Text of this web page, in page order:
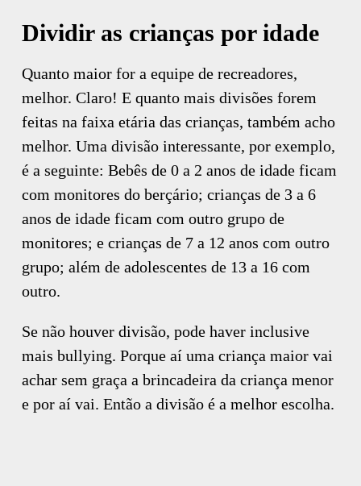
Dividir as crianças por idade
Quanto maior for a equipe de recreadores,
melhor. Claro! E quanto mais divisões forem
feitas na faixa etária das crianças, também acho
melhor. Uma divisão interessante, por exemplo,
é a seguinte: Bebês de 0 a 2 anos de idade ficam
com monitores do berçário; crianças de 3 a 6
anos de idade ficam com outro grupo de
monitores; e crianças de 7 a 12 anos com outro
grupo; além de adolescentes de 13 a 16 com
outro.
Se não houver divisão, pode haver inclusive
mais bullying. Porque aí uma criança maior vai
achar sem graça a brincadeira da criança menor
e por aí vai. Então a divisão é a melhor escolha.